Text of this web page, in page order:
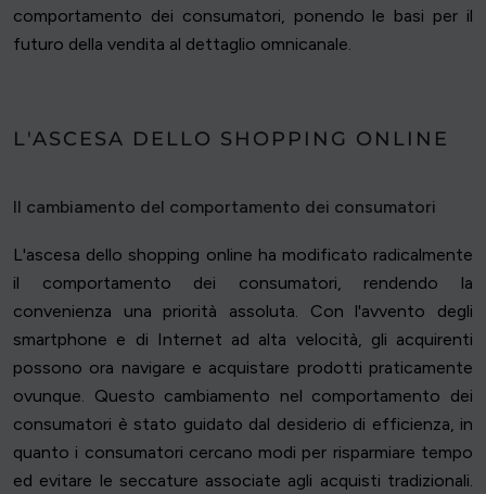
comportamento dei consumatori, ponendo le basi per il
futuro della vendita al dettaglio omnicanale.
L'ASCESA DELLO SHOPPING ONLINE
Il cambiamento del comportamento dei consumatori
L'ascesa dello shopping online ha modificato radicalmente
il comportamento dei consumatori, rendendo la
convenienza una priorità assoluta. Con l'avvento degli
smartphone e di Internet ad alta velocità, gli acquirenti
possono ora navigare e acquistare prodotti praticamente
ovunque. Questo cambiamento nel comportamento dei
consumatori è stato guidato dal desiderio di efficienza, in
quanto i consumatori cercano modi per risparmiare tempo
ed evitare le seccature associate agli acquisti tradizionali.